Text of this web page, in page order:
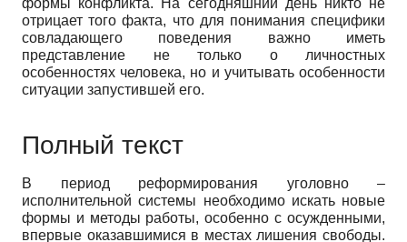
формы конфликта. На сегодняшний день никто не
отрицает того факта, что для понимания специфики
совладающего поведения важно иметь
представление не только о личностных
особенностях человека, но и учитывать особенности
ситуации запустившей его.
Полный текст
В период реформирования уголовно –
исполнительной системы необходимо искать новые
формы и методы работы, особенно с осужденными,
впервые оказавшимися в местах лишения свободы.